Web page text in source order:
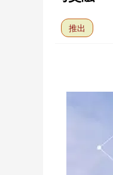
推出